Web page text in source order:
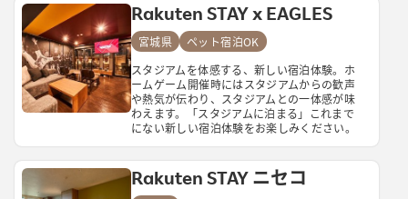
Rakuten STAY x EAGLES
宮城県
ペット宿泊OK
スタジアムを体感する、新しい宿泊体験。ホ
ームゲーム開催時にはスタジアムからの歓声
や熱気が伝わり、スタジアムとの一体感が味
わえます。「スタジアムに泊まる」これまで
にない新しい宿泊体験をお楽しみください。
Rakuten STAY ニセコ